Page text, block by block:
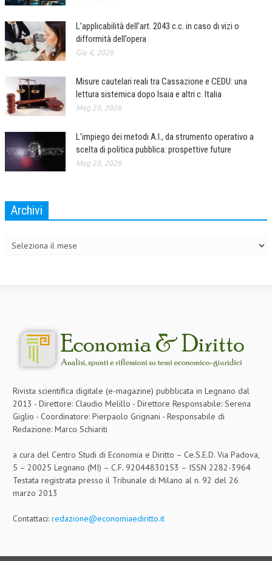
L’applicabilità dell’art. 2043 c.c. in caso di vizi o
difformità dell’opera
Giu 4, 2026
Misure cautelari reali tra Cassazione e CEDU: una
lettura sistemica dopo Isaia e altri c. Italia
Mag 28, 2026
L’impiego dei metodi A.I., da strumento operativo a
scelta di politica pubblica: prospettive future
Mag 28, 2026
Archivi
Rivista scientifica digitale (e-magazine) pubblicata in Legnano dal
2013 - Direttore: Claudio Melillo - Direttore Responsabile: Serena
Giglio - Coordinatore: Pierpaolo Grignani - Responsabile di
Redazione: Marco Schiariti
a cura del Centro Studi di Economia e Diritto – Ce.S.E.D. Via Padova,
5 – 20025 Legnano (MI) – C.F. 92044830153 – ISSN 2282-3964
Testata registrata presso il Tribunale di Milano al n. 92 del 26
marzo 2013
Contattaci: redazione@economiaediritto.it